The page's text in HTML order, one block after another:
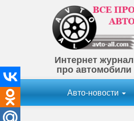
Интернет журнал
про автомобили
Авто-новости